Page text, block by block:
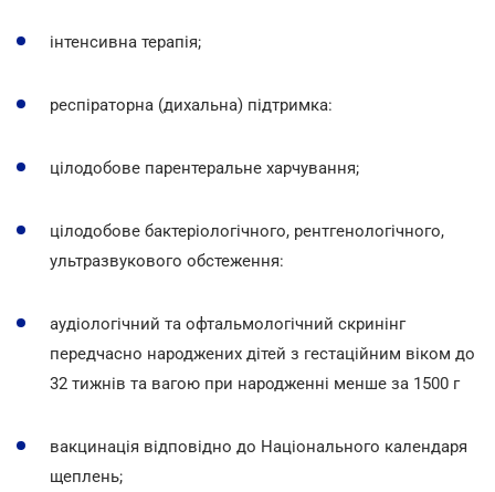
інтенсивна терапія;
респіраторна (дихальна) підтримка:
цілодобове парентеральне харчування;
цілодобове бактеріологічного, рентгенологічного,
ультразвукового обстеження:
аудіологічний та офтальмологічний скринінг
передчасно народжених дітей з гестаційним віком до
32 тижнів та вагою при народженні менше за 1500 г
вакцинація відповідно до Національного календаря
щеплень;